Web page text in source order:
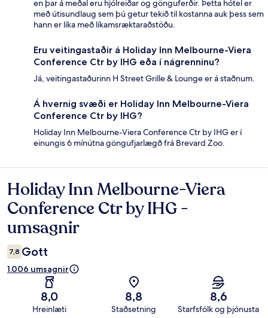
en þar á meðal eru hjólreiðar og gönguferðir. Þetta hótel er
með útisundlaug sem þú getur tekið til kostanna auk þess sem
hann er líka með líkamsræktaraðstöðu.
Eru veitingastaðir á Holiday Inn Melbourne-Viera
Conference Ctr by IHG eða í nágrenninu?
Já, veitingastaðurinn H Street Grille & Lounge er á staðnum.
Á hvernig svæði er Holiday Inn Melbourne-Viera
Conference Ctr by IHG?
Holiday Inn Melbourne-Viera Conference Ctr by IHG er í
einungis 6 mínútna göngufjarlægð frá Brevard Zoo.
Umsagnir
Holiday Inn Melbourne-Viera
Conference Ctr by IHG -
umsagnir
7,8 Gott
1.006 umsagnir
8,0
Hreinlæti
8,8
Staðsetning
8,6
Starfsfólk og þjónusta